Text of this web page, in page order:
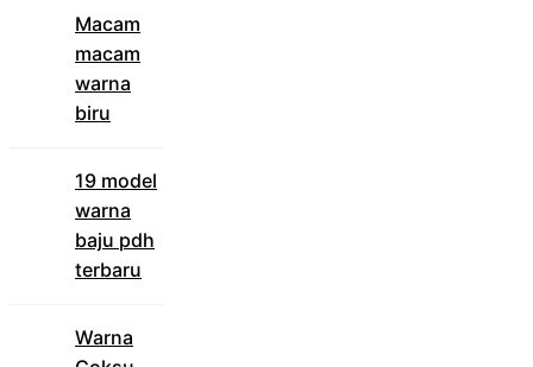
Macam
macam
warna
biru
19 model
warna
baju pdh
terbaru
Warna